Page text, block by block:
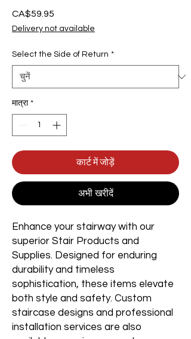
CA$59.95
Delivery not available
Select the Side of Return *
मात्रा *
कार्ट में जोड़ें
अभी खरीदें
Enhance your stairway with our
superior Stair Products and
Supplies. Designed for enduring
durability and timeless
sophistication, these items elevate
both style and safety. Custom
staircase designs and professional
installation services are also